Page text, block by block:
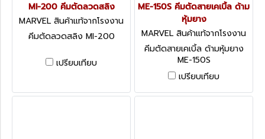
MI-200 คีมตัดลวดสลิง
MARVEL สินค้าแท้จากโรงงาน
MI-200
คีมตัดลวดสลิง MI-200
เปรียบเทียบ
ME-150S คีมตัดสายเคเบิ้ล ด้าม
หุ้มยาง
MARVEL สินค้าแท้จากโรงงาน
ME-150S
คีมตัดสายเคเบิ้ล ด้ามหุ้มยาง
ME-150S
เปรียบเทียบ